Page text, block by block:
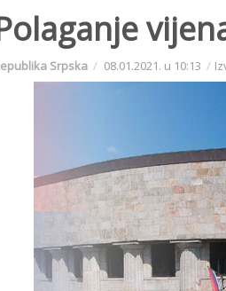
Srpska 08.01.2021. u 10:13